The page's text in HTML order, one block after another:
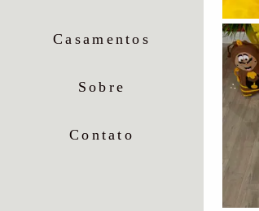
Casamentos
Sobre
Contato